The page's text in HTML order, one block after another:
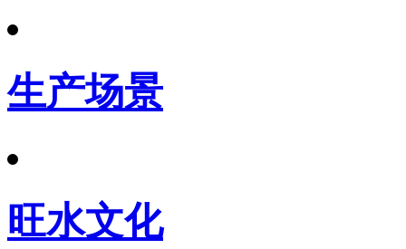
生产场景
旺水文化